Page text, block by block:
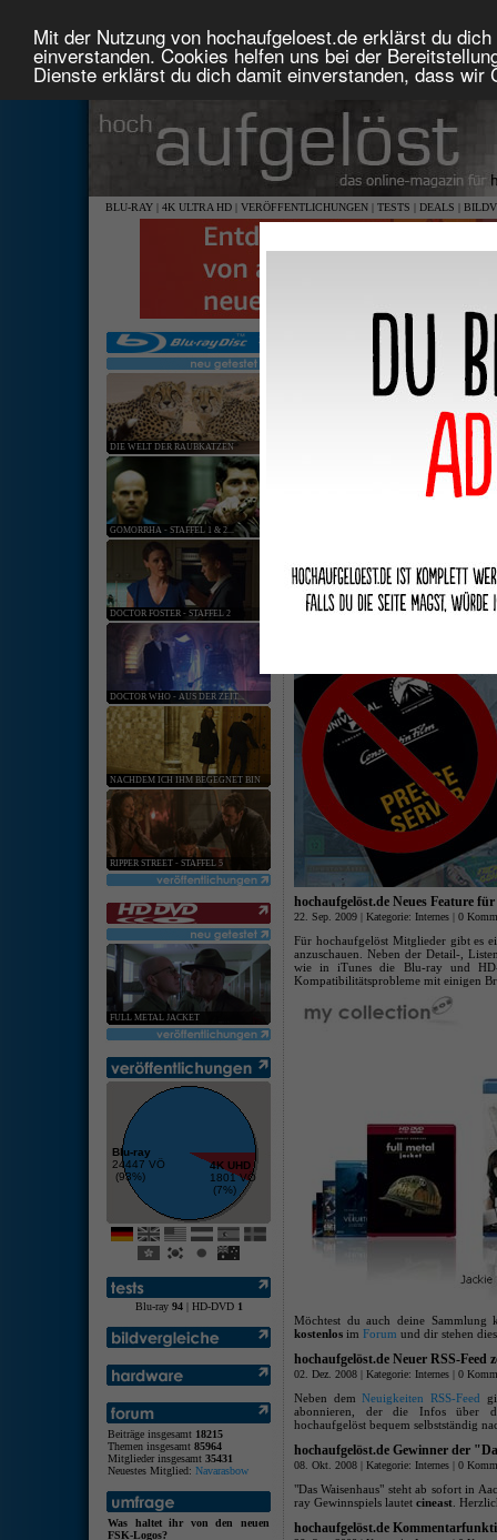
Mit der Nutzung von hochaufgeloest.de erklärst du
einverstanden. Cookies helfen uns bei der
Dienste erklärst du dich damit einverstanden, dass
BLU-RAY | 4K ULTRA HD | VERÖFFENTLICHUNGEN | TESTS | DEALS |
DIE WELT DER RAUBKATZEN
GOMORRHA - STAFFEL 1 & 2...
DOCTOR FOSTER - STAFFEL 2
DOCTOR WHO - AUS DER ZEIT...
NACHDEM ICH IHM BEGEGNET BIN
RIPPER STREET - STAFFEL 5
FULL METAL JACKET
Blu-ray
24447 VÖ
(93%)
4K UHD
1801 VÖ
(7%)
Blu-ray 94| HD-DVD 1
Beiträge insgesamt 18215
Themen insgesamt 85964
Mitglieder insgesamt 35431
Neuestes Mitglied: Navarasbow
Was haltet ihr von den neuen
FSK-Logos?
keine
Keine zukünftige Listungen von
27. Sep. 2019 | Kategorie:Internes |0
hochaufgelöst.de Neues Feature
22. Sep. 2009 | Kategorie: Internes | 0
Für hochaufgelöst Mitglieder gibt es
anzuschauen. Neben der Detail-,
wie in iTunes die Blu-ray und
Kompatibilitätsprobleme mit einigen
Möchtest du auch deine Sammlung
kostenlos im Forum und dir stehen
hochaufgelöst.de Neuer RSS-Feed
02. Dez. 2008 | Kategorie: Internes | 0
Neben demNeuigkeiten RSS-Feed
abonnieren, der die Infos über
hochaufgelöst bequem selbstständig
hochaufgelöst.de Gewinner der
08. Okt. 2008 | Kategorie: Internes | 0
"Das Waisenhaus" steht ab sofort in
ray Gewinnspiels lautet cineast .
hochaufgelöst.de